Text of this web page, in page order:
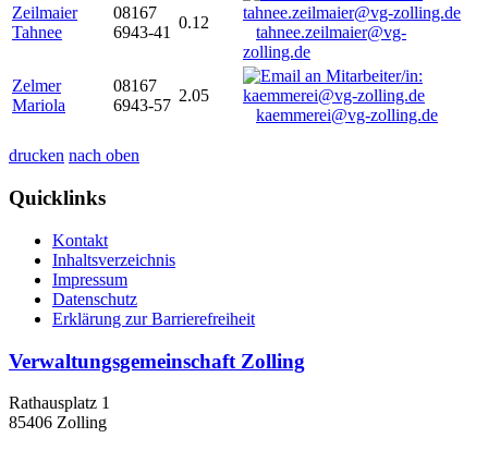
Zeilmaier
Tahnee
08167
6943-41
0.12
tahnee.zeilmaier@vg-
zolling.de
Zelmer
Mariola
08167
6943-57
2.05
kaemmerei@vg-zolling.de
drucken nach oben
Quicklinks
Kontakt
Inhaltsverzeichnis
Impressum
Datenschutz
Erklärung zur Barrierefreiheit
Verwaltungsgemeinschaft Zolling
Rathausplatz 1
85406 Zolling